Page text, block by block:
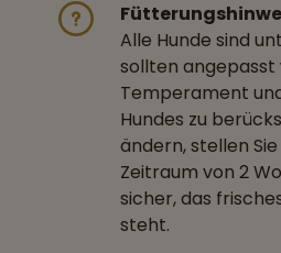
Alle Hunde sind
sollten angepasst
Temperament
Hundes zu
ändern, stellen
Zeitraum von 2
sicher, das
steht.